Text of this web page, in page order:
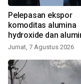
Pelepasan ekspor
komoditas alumina
hydroxide dan
Jumat, 7 Agustus 2026